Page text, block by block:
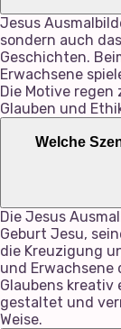
Jesus
sondern auch
Geschichten.
Erwachsene
Die Motive
Glauben und
Welche
Die Jesus
Geburt Jesu,
die Kreuzigung
und
Glaubens
gestaltet und
Weise.